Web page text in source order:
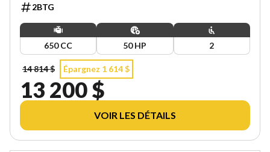
2BTG
650 CC 50 HP 2
14 814 $ Épargnez 1 614 $
13 200 $
VOIR LES DÉTAILS